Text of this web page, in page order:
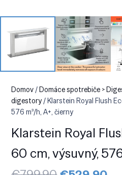
Domov/Domáce spotrebiče >
digestory/ Klarstein Royal Flush
576 m³/h, A+, čierny
Klarstein Royal
60 cm, výsuvný,